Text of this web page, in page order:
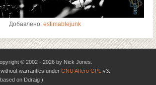
Добавлено: estimablejunk
© 2002 - 2026 by Nick Jones.
warranties under GNU Affero GPL v3.
on Ddraig )